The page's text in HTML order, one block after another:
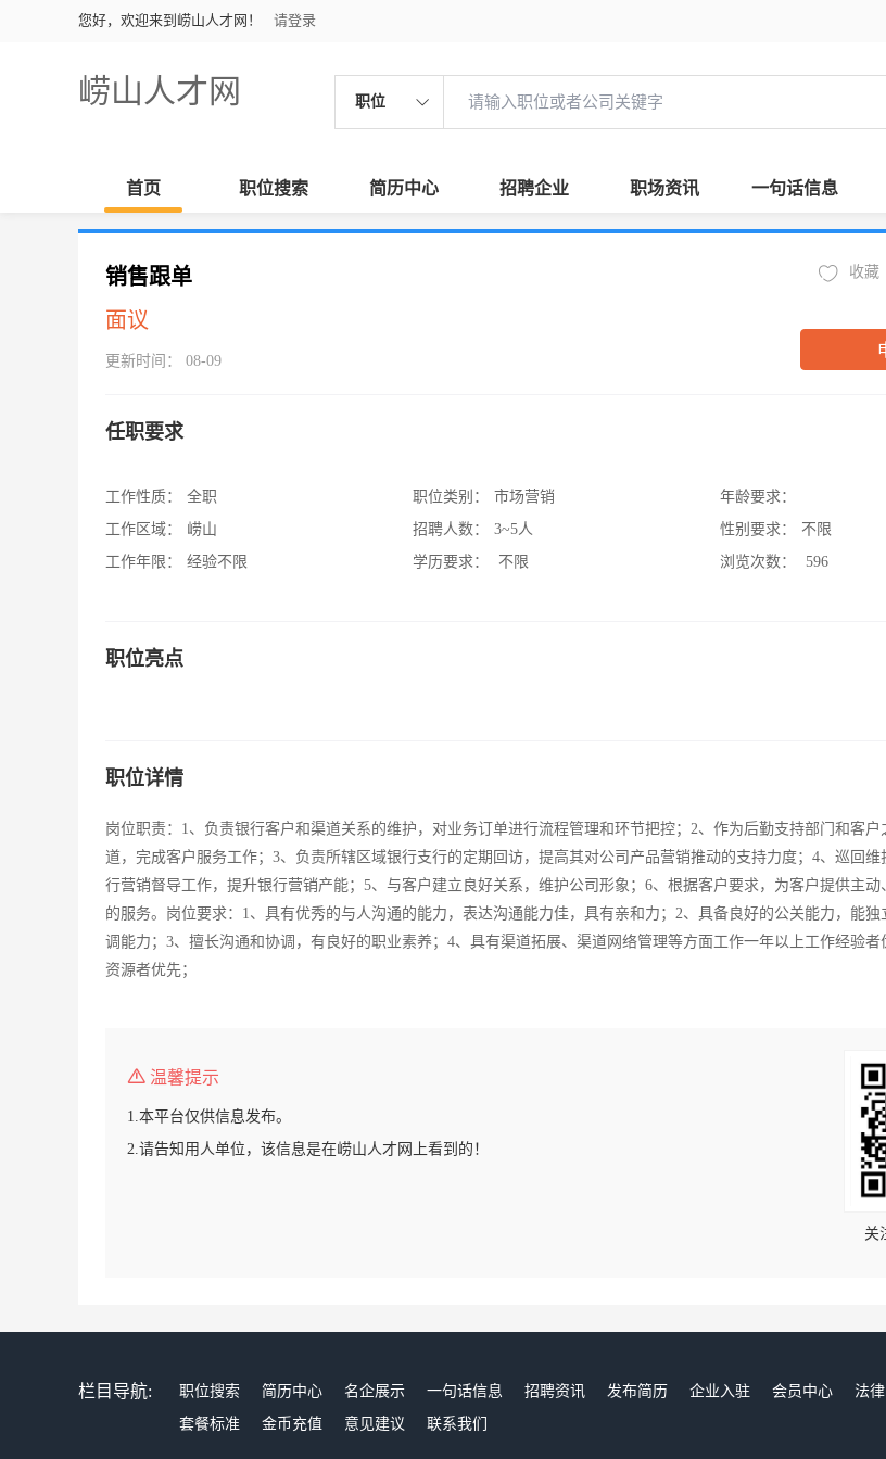
您好，欢迎来到崂山人才网！ 请登录
崂山人才网 职位
首页 职位搜索 简历中心 招聘企业 职场资讯 一句话信息
销售跟单
面议
更新时间： 08-09
收藏
任职要求
工作性质：
全职
工作区域：
崂山
工作年限：
经验不限
职位类别：
市场营销
招聘人数：
3~5人
学历要求：
不限
年龄要求：
性别要求：
不限
浏览次数：
596
职位亮点
职位详情
岗位职责：1、负责银行客户和渠道关系的维护，对业务订单进行流程管理和环节把控；2、作为后勤支持部门和客
道，完成客户服务工作；3、负责所辖区域银行支行的定期回访，提高其对公司产品营销推动的支持力度；4、巡回维
行营销督导工作，提升银行营销产能；5、与客户建立良好关系，维护公司形象；6、根据客户要求，为客户提供主动
的服务。岗位要求：1、具有优秀的与人沟通的能力，表达沟通能力佳，具有亲和力；2、具备良好的公关能力，能
调能力；3、擅长沟通和协调，有良好的职业素养；4、具有渠道拓展、渠道网络管理等方面工作一年以上工作经验者
资源者优先；
温馨提示
1.本平台仅供信息发布。
2.请告知用人单位，该信息是在崂山人才网上看到的！
关
栏目导航: 职位搜索 简历中心 名企展示 一句话信息 招聘资讯 发布简历 企业入驻 会员中心
法
套餐标准
金币充值 意见建议 联系我们